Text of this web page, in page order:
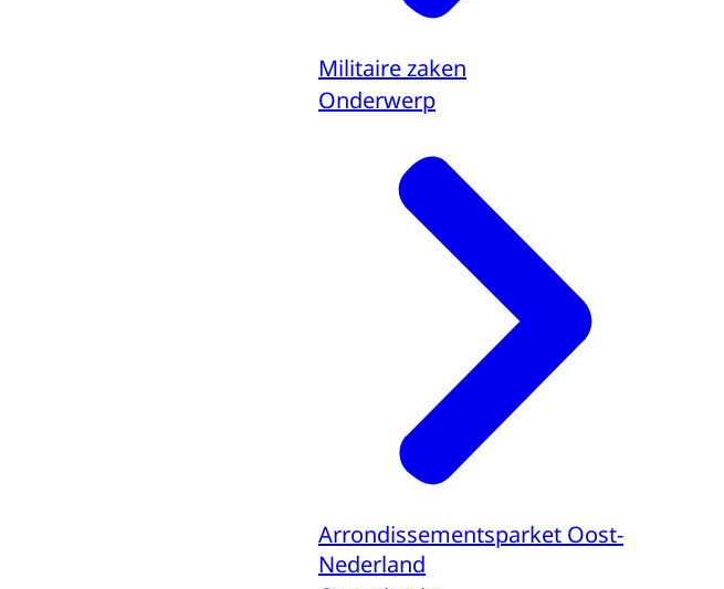
Militaire zaken
Onderwerp
Arrondissementsparket Oost-
Nederland